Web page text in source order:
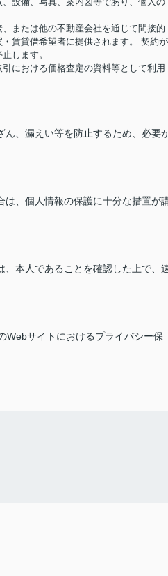
または他の不動産会社を通じて間接的
賃貸借希望者に提供されます。 契約が
します。
における価格査定の資料等として利用
ん、漏えい等を防止するため、必要
は、個人情報の保護に十分な措置が
、本人であることを確認した上で、
Webサイトにおけるプライバシー保